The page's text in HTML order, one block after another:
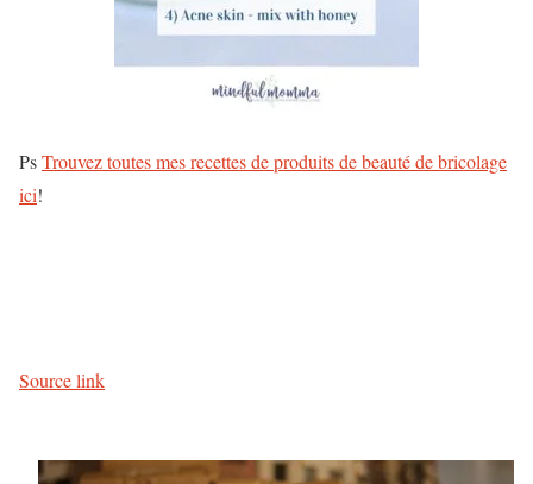
PsTrouvez toutes mes recettes de produits de beauté de bricolage
ici!
Source link